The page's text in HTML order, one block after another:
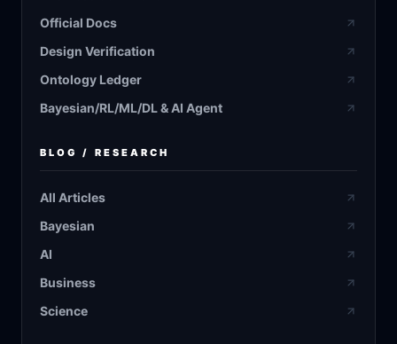
Official Docs
Design Verification
Ontology Ledger
Bayesian/RL/ML/DL & AI Agent
BLOG / RESEARCH
All Articles
Bayesian
AI
Business
Science